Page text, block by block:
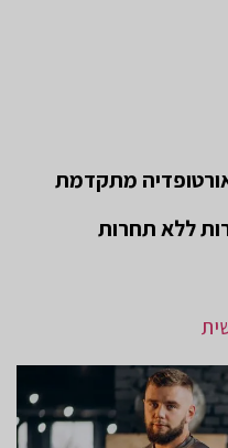
מתקדמת
ללא תחרות